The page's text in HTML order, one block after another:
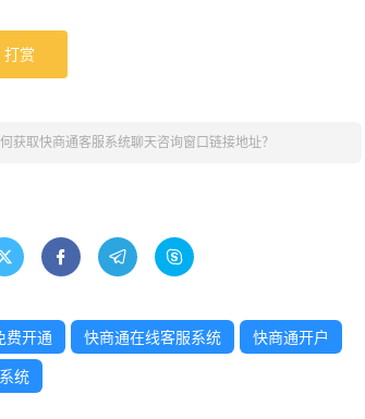
打赏
获取快商通客服系统聊天咨询窗口链接地址？
  
费开通 快商通在线客服系统 快商通开户
统